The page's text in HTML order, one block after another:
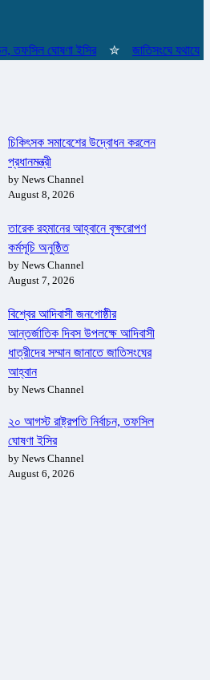
ঘোষণা ইসির ✮ জাতিসংঘে যথাযোগ্য
চিকিৎসক সমাবেশের উদ্বোধন করলেন
প্রধানমন্ত্রী
by News Channel
August 8, 2026
তারেক রহমানের আহ্বানে বৃক্ষরোপণ
কর্মসূচি অনুষ্ঠিত
by News Channel
August 7, 2026
বিশ্বের আদিবাসী জনগোষ্ঠীর
আন্তর্জাতিক দিবস উপলক্ষে আদিবাসী
ধাত্রীদের সম্মান জানাতে জাতিসংঘের
আহ্বান
by News Channel
২০ আগস্ট রাষ্ট্রপতি নির্বাচন, তফসিল
ঘোষণা ইসির
by News Channel
August 6, 2026